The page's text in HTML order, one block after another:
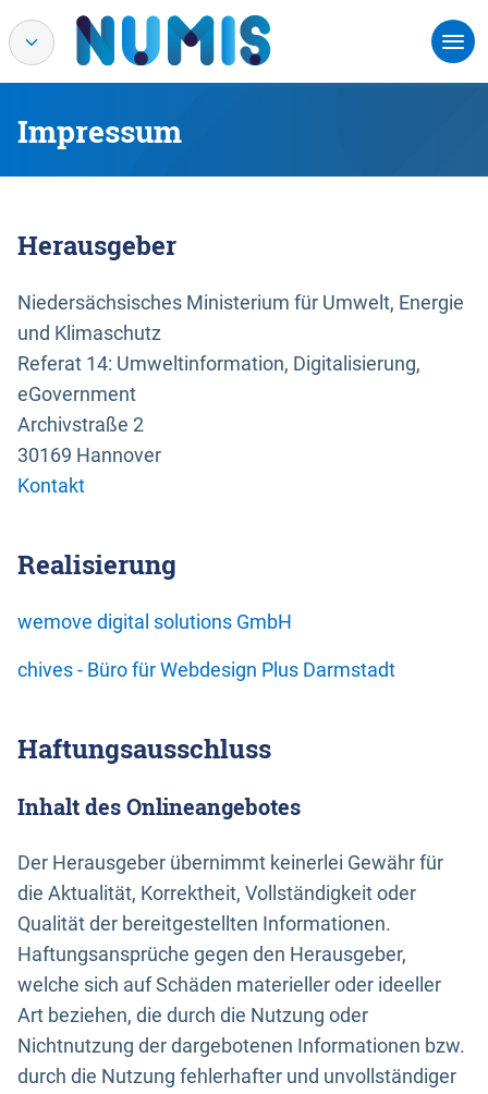
Impressum
Herausgeber
Niedersächsisches Ministerium für Umwelt, Energie
und Klimaschutz
Referat 14: Umweltinformation, Digitalisierung,
eGovernment
Archivstraße 2
30169 Hannover
Kontakt
Realisierung
wemove digital solutions GmbH
chives - Büro für Webdesign Plus Darmstadt
Haftungsausschluss
Inhalt des Onlineangebotes
Der Herausgeber übernimmt keinerlei Gewähr für
die Aktualität, Korrektheit, Vollständigkeit oder
Qualität der bereitgestellten Informationen.
Haftungsansprüche gegen den Herausgeber,
welche sich auf Schäden materieller oder ideeller
Art beziehen, die durch die Nutzung oder
Nichtnutzung der dargebotenen Informationen bzw.
durch die Nutzung fehlerhafter und unvollständiger